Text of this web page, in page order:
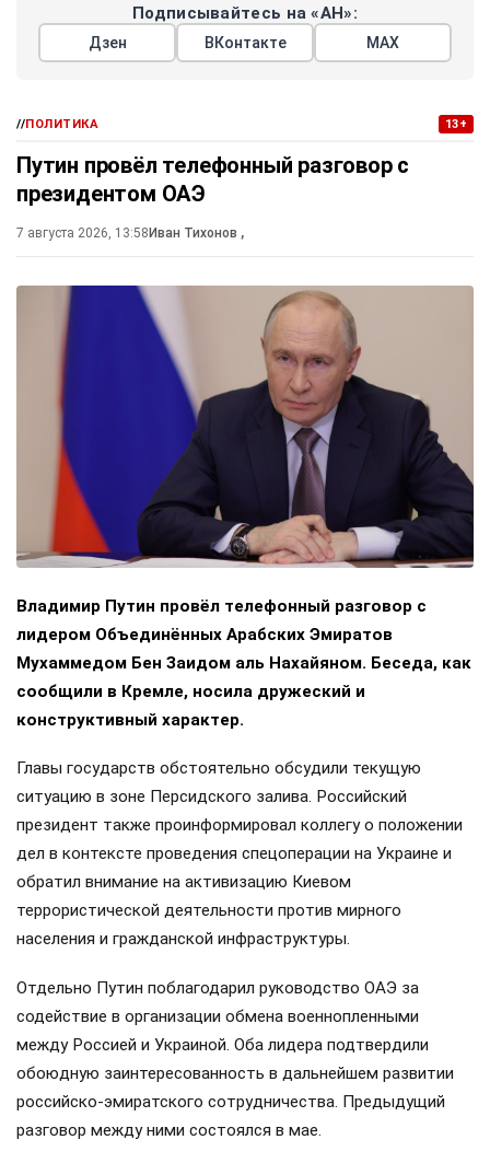
Подписывайтесь на «АН»:
Дзен ВКонтакте МАХ
//ПОЛИТИКА 13+
Путин провёл телефонный разговор с
президентом ОАЭ
7 августа 2026, 13:58 Иван Тихонов ,
Владимир Путин провёл телефонный разговор с
лидером Объединённых Арабских Эмиратов
Мухаммедом Бен Заидом аль Нахайяном. Беседа, как
сообщили в Кремле, носила дружеский и
конструктивный характер.
Главы государств обстоятельно обсудили текущую
ситуацию в зоне Персидского залива. Российский
президент также проинформировал коллегу о положении
дел в контексте проведения спецоперации на Украине и
обратил внимание на активизацию Киевом
террористической деятельности против мирного
населения и гражданской инфраструктуры.
Отдельно Путин поблагодарил руководство ОАЭ за
содействие в организации обмена военнопленными
между Россией и Украиной. Оба лидера подтвердили
обоюдную заинтересованность в дальнейшем развитии
российско-эмиратского сотрудничества. Предыдущий
разговор между ними состоялся в мае.